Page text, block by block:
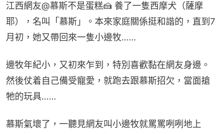
江西網友@慕斯不是蛋糕🍰 養了一隻西摩犬（薩摩
耶），名叫「慕斯」。本來家庭關係挺和諧的，直到7
月初，她又帶回來一隻小邊牧……
邊牧年紀小，又初來乍到，特別喜歡黏在網友身邊。
然後仗着自己備受寵愛，就跑去跟慕斯招欠，當面搶
牠的玩具……
慕斯氣壞了，一聽見網友叫小邊牧就罵罵咧咧地上